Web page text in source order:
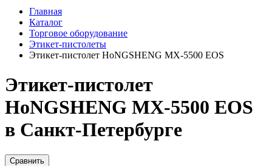
Главная
Каталог
Торговое оборудование
Этикет-пистолеты
Этикет-пистолет HoNGSHENG МХ-5500 EOS
Этикет-пистолет
HoNGSHENG МХ-5500 EOS
в Санкт-Петербурге
Сравнить